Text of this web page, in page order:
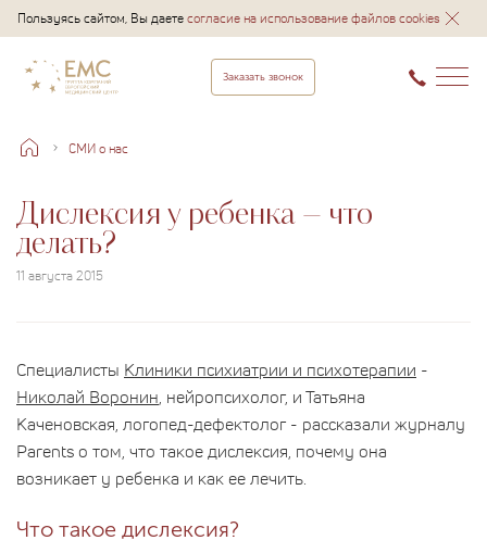
Пользуясь сайтом, Вы даетесогласие на использование файлов cookies
Заказать звонок
СМИ о нас
Дислексия у ребенка – что
делать?
11 августа 2015
Специалисты Клиники психиатрии и психотерапии -
Николай Воронин, нейропсихолог, и Татьяна
Каченовская, логопед-дефектолог - рассказали журналу
Parents о том, что такое дислексия, почему она
возникает у ребенка и как ее лечить.
Что такое дислексия?